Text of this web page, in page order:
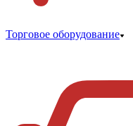
Торговое оборудование